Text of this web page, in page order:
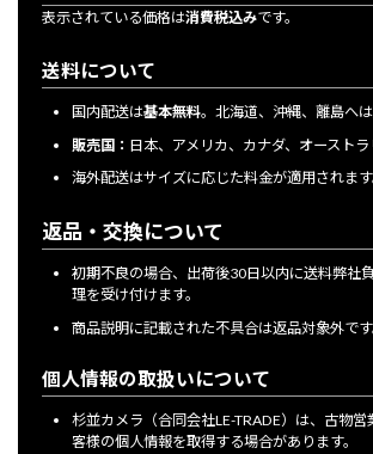
表示されている価格は消費税込みです。
送料について
国内配送は基本無料。北海道、沖縄、離島へは
販売国： 日本、アメリカ、カナダ、オースト
海外配送はサイズに応じた料金が適用されます
返品・交換について
初期不良の場合、出荷後30日以内に送料弊社
理を受け付けます。
商品説明に記載された不具合は返品対象外です
個人情報の取扱いについて
杉並カメラ（合同会社LE-TRADE）は、古物営
客様の個人情報を取得する場合があります。